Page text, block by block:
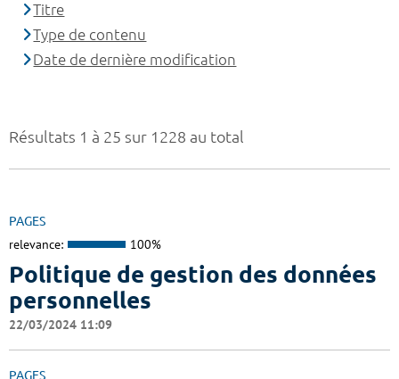
Résultats 1 à 25 sur 1228 au total
PAGES
relevance: 100%
Politique de gestion des données
personnelles
22/03/2024 11:09
PAGES
Titre
Type de contenu
Date de dernière modification